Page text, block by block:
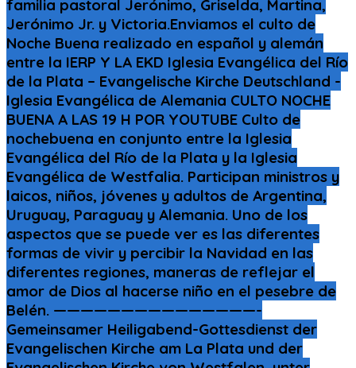
familia pastoral Jerónimo, Griselda, Martina,
Jerónimo Jr. y Victoria.Enviamos el culto de
Noche Buena realizado en español y alemán
entre la IERP Y LA EKD Iglesia Evangélica del Río
de la Plata – Evangelische Kirche Deutschland -
Iglesia Evangélica de Alemania CULTO NOCHE
BUENA A LAS 19 H POR YOUTUBE Culto de
nochebuena en conjunto entre la Iglesia
Evangélica del Río de la Plata y la Iglesia
Evangélica de Westfalia. Participan ministros y
laicos, niños, jóvenes y adultos de Argentina,
Uruguay, Paraguay y Alemania. Uno de los
aspectos que se puede ver es las diferentes
formas de vivir y percibir la Navidad en las
diferentes regiones, maneras de reflejar el
amor de Dios al hacerse niño en el pesebre de
Belén. ———————————————-
Gemeinsamer Heiligabend-Gottesdienst der
Evangelischen Kirche am La Plata und der